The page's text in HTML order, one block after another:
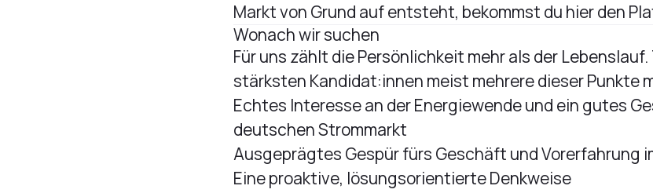
Markt von Grund auf entsteht, bekommst du hier den
Wonach wir suchen
Für uns zählt die Persönlichkeit mehr als der
stärksten Kandidat:innen meist mehrere dieser Punkte
Echtes Interesse an der Energiewende und ein gutes
deutschen Strommarkt
Ausgeprägtes Gespür fürs Geschäft und Vorerfahrung
Eine proaktive, lösungsorientierte Denkweise